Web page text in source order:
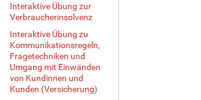
Interaktive Übung zur
Verbraucherinsolvenz
Interaktive Übung zu
Kommunikationsregeln,
Fragetechniken und
Umgang mit Einwänden
von Kundinnen und
Kunden (Versicherung)